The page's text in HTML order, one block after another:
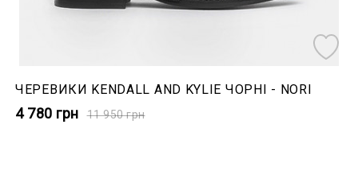
ЧЕРЕВИКИ KENDALL AND KYLIE ЧОРНІ - NORI
4 780 грн 11 950грн